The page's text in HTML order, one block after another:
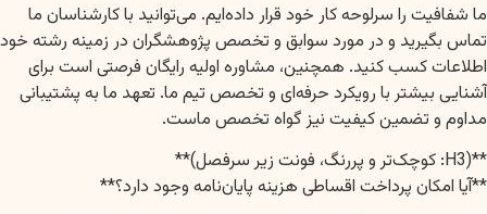
ما شفافیت را سرلوحه کار خود قرار داده‌ایم. می‌توانید با کارشناسان ما
تماس بگیرید و در مورد سوابق و تخصص پژوهشگران در زمینه رشته خود
اطلاعات کسب کنید. همچنین، مشاوره اولیه رایگان فرصتی است برای
آشنایی بیشتر با رویکرد حرفه‌ای و تخصص تیم ما. تعهد ما به پشتیبانی
مداوم و تضمین کیفیت نیز گواه تخصص ماست.
**(H3: کوچک‌تر و پررنگ، فونت زیر سرفصل)**
**آیا امکان پرداخت اقساطی هزینه پایان‌نامه وجود دارد؟**